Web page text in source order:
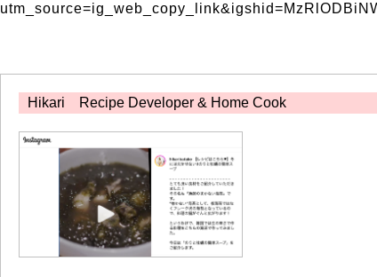
Hikari Recipe Developer & Home Cook